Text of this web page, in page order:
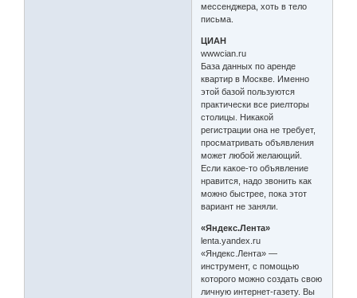
мессенджера, хоть в тело
письма.
ЦИАН
wwwcian.ru
База данных по аренде
квартир в Москве. Именно
этой базой пользуются
практически все риелторы
столицы. Никакой
регистрации она не требует,
просматривать объявления
может любой желающий.
Если какое-то объявление
нравится, надо звонить как
можно быстрее, пока этот
вариант не заняли.
«Яндекс.Лента»
lenta.yandex.ru
«Яндекс.Лента» —
инструмент, с помощью
которого можно создать свою
личную интернет-газету. Вы